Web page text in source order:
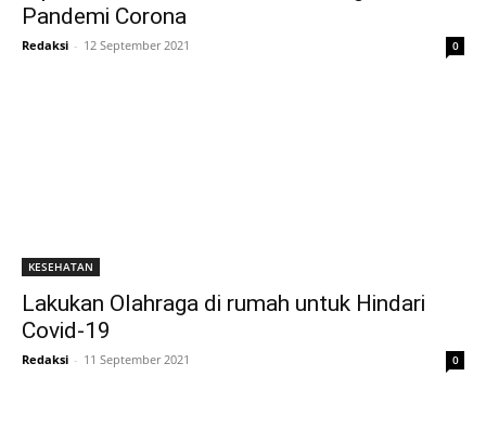
Pandemi Corona
Redaksi - 12 September 2021 0
KESEHATAN
Lakukan Olahraga di rumah untuk Hindari
Covid-19
Redaksi - 11 September 2021 0